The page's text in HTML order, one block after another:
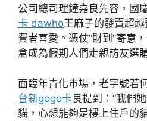
公司總司理鐘嘉良先容，國
卡 dawho王麻子的發賣超
費者喜愛。憑仗“財到”寄意
盒成為假期人們走親訪友選
面臨年青化市場，老字號若
台新gogo卡良提到：“我們
貓，心想能夠是樓上住戶的